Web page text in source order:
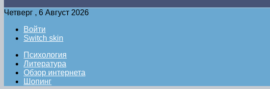
Четверг , 6 Август 2026
Войти
Switch skin
Психология
Литература
Обзор интернета
Шопинг